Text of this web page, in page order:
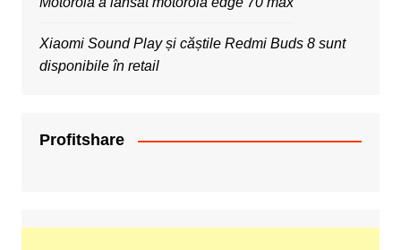
Xiaomi Sound Play și căștile Redmi Buds 8 sunt
disponibile în retail
Profitshare